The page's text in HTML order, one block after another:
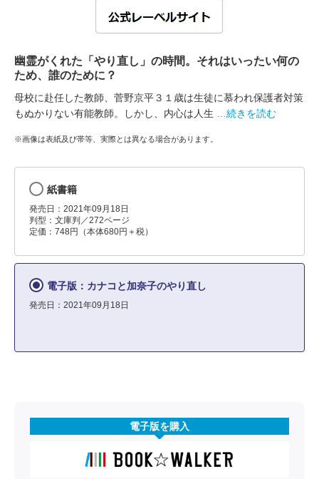
幽霊がくれた「やり直し」の時間。それはいったい何の
ため、誰のために？
母校に赴任した教師、菅野京平３１歳は生徒に慕われ保護者対策
もぬかりない有能教師。しかし、内心は人生
…続きを読む
※画像は表紙及び帯等、実際とは異なる場合があります。
紙書籍
発売日：2021年09月18日
判型：文庫判／272ページ
定価：748円（本体680円＋税）
電子版：カナコと加奈子のやり直し
発売日：2021年09月18日
電子版を購入